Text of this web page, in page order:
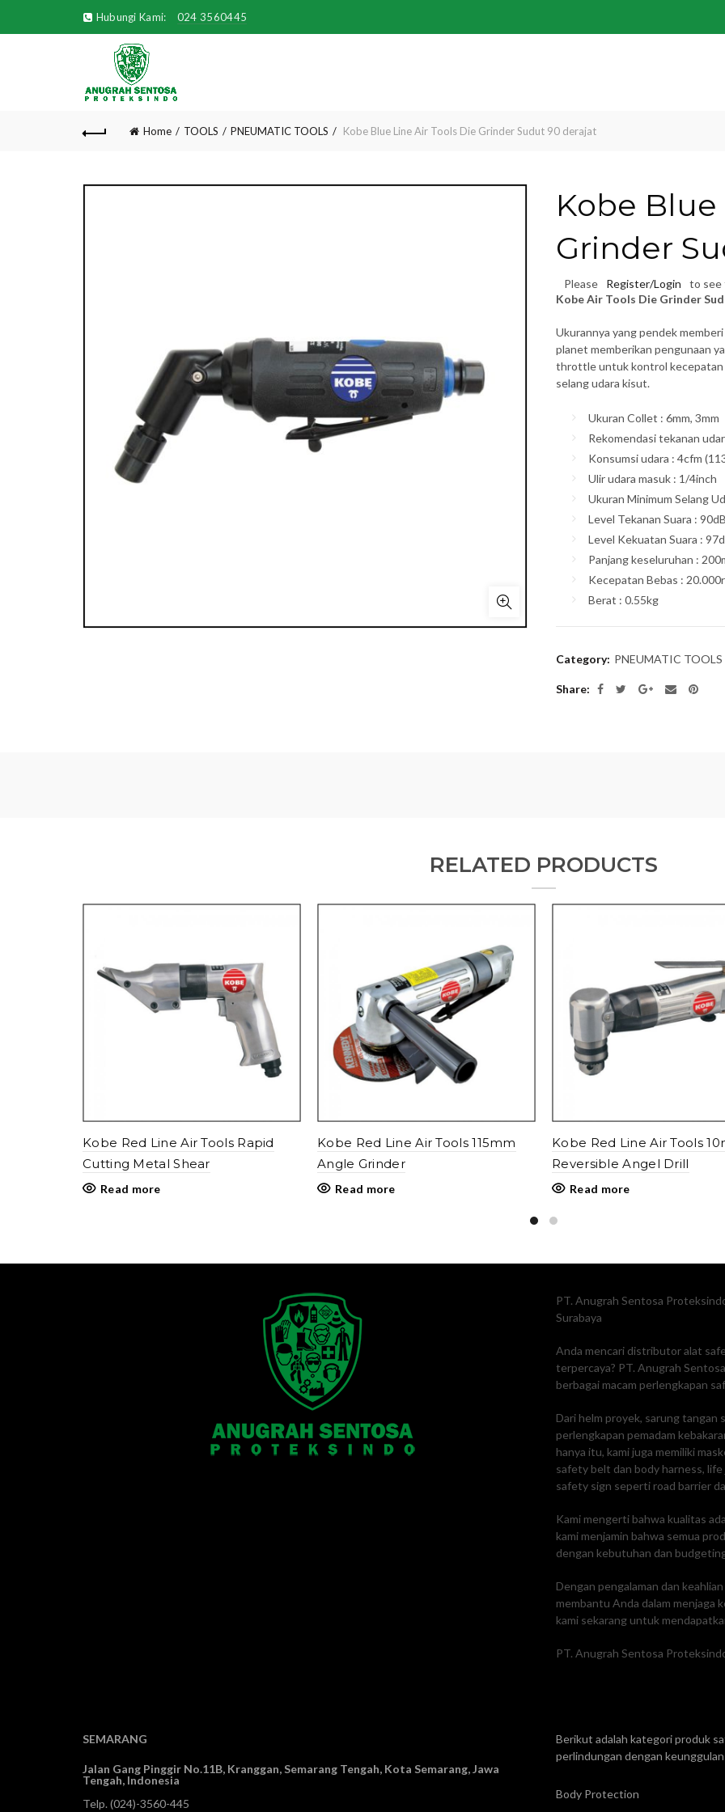
Hubungi Kami: 024 3560445
Home TOOLS PNEUMATIC TOOLS Kobe Blue Line Air Tools Die Grinder Sudut 90 derajat
Kobe
Grinder
Please Register/Login
to see
Kobe Air Tools Die Grinder
Ukurannya yang pendek
planet memberikan pengunaan
throttle untuk kontrol kecepatan
selang udara kisut.
Ukuran Collet : 6mm, 3mm
Rekomendasi tekanan
Konsumsi udara : 4cfm
Ulir udara masuk : 1/4inch
Ukuran Minimum Selang
Level Tekanan Suara :
Level Kekuatan Suara :
Panjang keseluruhan :
Kecepatan Bebas :
Berat : 0.55kg
Category: PNEUMATIC TOOLS
Share
RELATED PRODUCTS
Kobe Red Line Air Tools Rapid
Cutting Metal Shear
Read more
Kobe Red Line Air Tools 115mm
Angle Grinder
Read more
Kobe Red Line Air Tools
Reversible Angel Drill
Read more
PT. Anugrah Sentosa
Surabaya
Anda mencari distributor alat
terpercaya? PT. Anugrah
berbagai macam perlengkapan
Dari helm proyek, sarung
perlengkapan pemadam
hanya itu, kami juga memiliki
safety belt dan body harness,
safety sign seperti road barrier
Kami mengerti bahwa kualitas
kami menjamin bahwa semua
dengan kebutuhan dan
Dengan pengalaman dan
membantu Anda dalam menjaga
kami sekarang untuk
PT. Anugrah Sentosa
SEMARANG
Jalan Gang Pinggir No.11B, Kranggan,Semarang Tengah, Kota Semarang, Jawa
Tengah, Indonesia
Telp. (024)-3560-445
Berikut adalah kategori produk
perlindungan dengan
Body Protection